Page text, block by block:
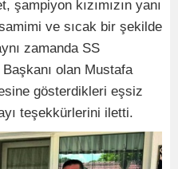
kızımızın yanı
ve sıcak bir şekilde
zamanda SS
olan Mustafa
gösterdikleri eşsiz
teşekkürlerini iletti.